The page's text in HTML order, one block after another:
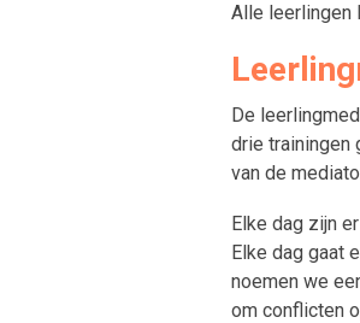
Alle leerlingen
De
drie trainingen
van de
Elke dag zijn
Elke dag gaat
noemen we
om conflicten